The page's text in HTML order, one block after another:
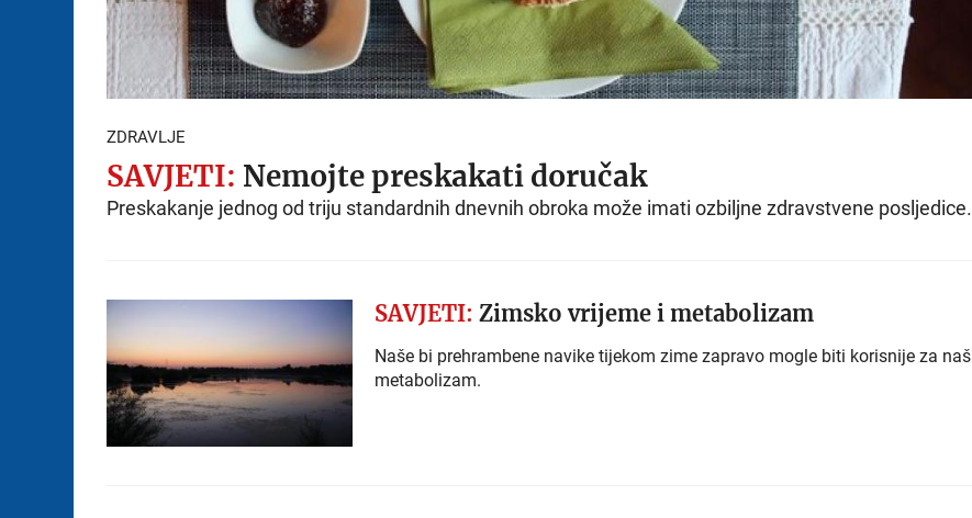
ZDRAVLJE
SAVJETI: Nemojte preskakati doručak
Preskakanje jednog od triju standardnih dnevnih obroka može imati ozbiljne zdravstvene posljedice.
SAVJETI: Zimsko vrijeme i metabolizam
Naše bi prehrambene navike tijekom zime zapravo mogle biti korisnije za naš
metabolizam.